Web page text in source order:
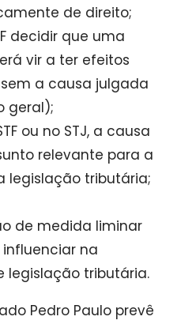
de direito;
decidir que uma
vir a ter efeitos
a causa julgada
geral);
ou no STJ, a causa
relevante para a
legislação tributária;
de medida liminar
influenciar na
legislação tributária.
Pedro Paulo prevê